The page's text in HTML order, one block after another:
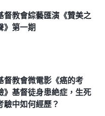
督教會綜藝匯演《贊美之
》第一期
督教會微電影《癌的考
》基督徒身患絶症，生死
驗中如何經歷？